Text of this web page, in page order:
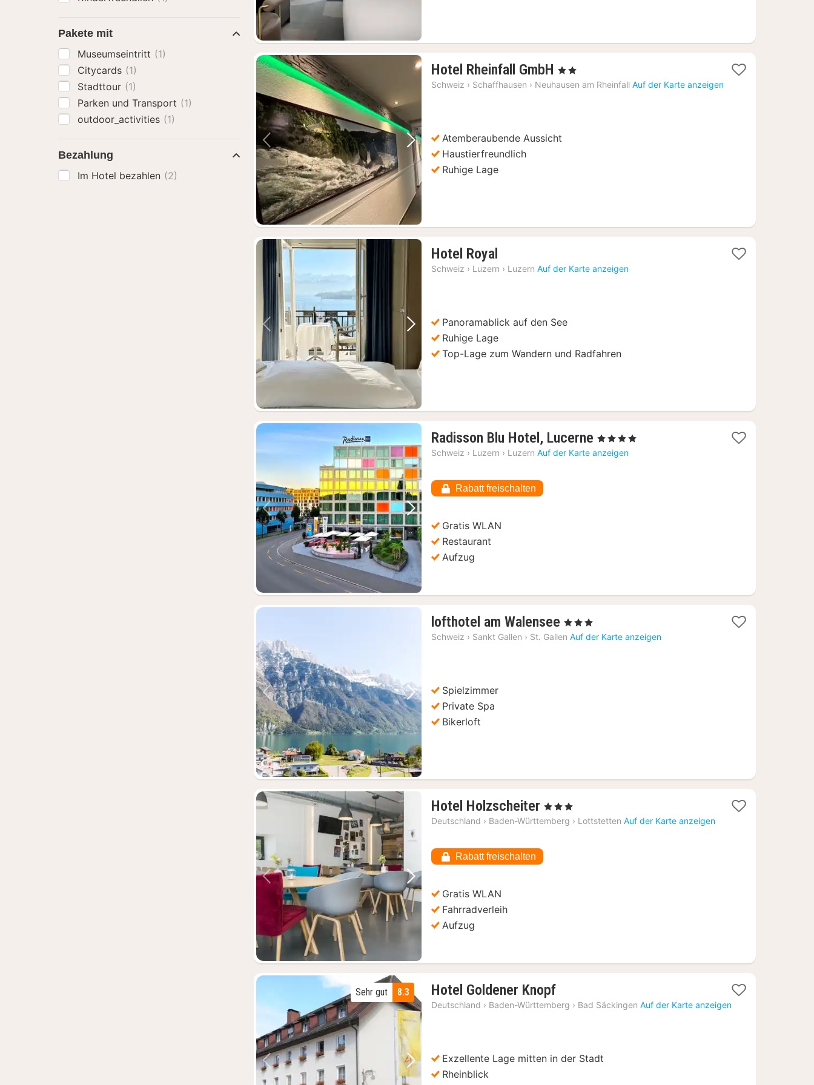
Vorheriges Bild Nächstes Bild
Hotel Rheinfall GmbH 1
Nacht
, 2 Sterne
Schweiz › Schaffhausen › Neuhausen am Rheinfall Auf der Karte anzeigen
Atemberaubende Aussicht
Haustierfreundlich
Ruhige Lage
Vorheriges Bild Nächstes Bild
Hotel Royal
Nacht
Schweiz › Luzern › Luzern Auf der Karte anzeigen
Panoramablick auf den See
Ruhige Lage
Top-Lage zum Wandern und Radfahren
Vorheriges Bild Nächstes Bild
Radisson Blu Hotel, Lucerne 1
Nacht
, 4 Sterne
Schweiz › Luzern › Luzern Auf der Karte anzeigen
Rabatt freischalten
Gratis WLAN
Restaurant
Aufzug
Vorheriges Bild Nächstes Bild
lofthotel am Walensee 1
Nacht
, 3 Sterne
Schweiz › Sankt Gallen › St. Gallen Auf der Karte anzeigen
Spielzimmer
Private Spa
Bikerloft
Vorheriges Bild Nächstes Bild
Hotel Holzscheiter 1
Nacht
, 3 Sterne
Deutschland › Baden-Württemberg › Lottstetten Auf der Karte anzeigen
Rabatt freischalten
Gratis WLAN
Fahrradverleih
Aufzug
Vorheriges Bild Nächstes Bild
8.3
Sehr gut Hotel Goldener Knopf1
Nacht
Deutschland › Baden-Württemberg › Bad Säckingen Auf der Karte anzeigen
Exzellente Lage mitten in der Stadt
Rheinblick
Pakete mit
Museumseintritt (1)
Citycards (1)
Stadttour (1)
Parken und Transport (1)
outdoor_activities (1)
Bezahlung
Im Hotel bezahlen (2)